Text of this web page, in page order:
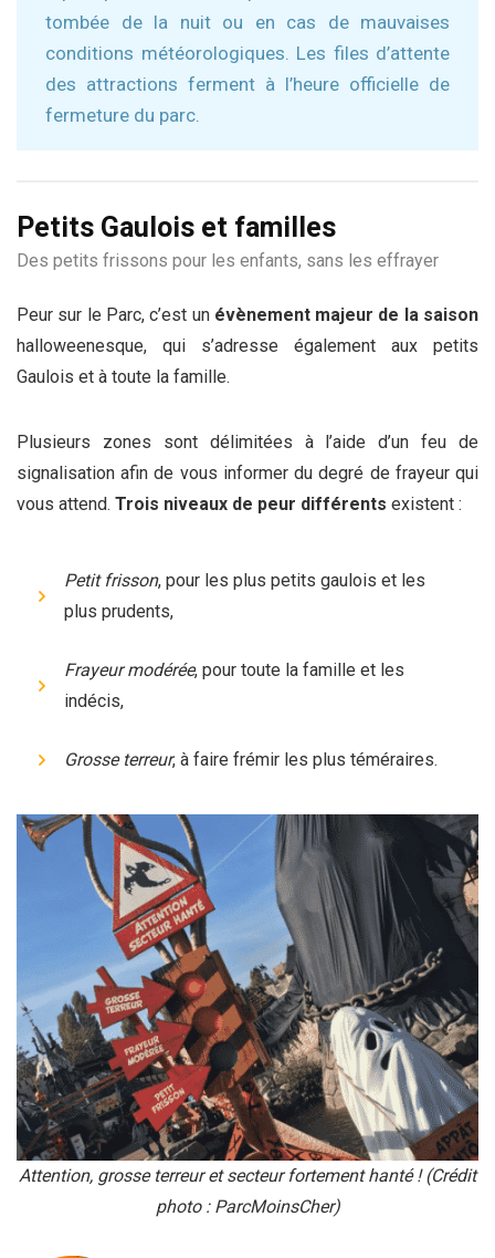
tombée de la nuit ou en cas de mauvaises
conditions météorologiques. Les files d’attente
des attractions ferment à l’heure officielle de
fermeture du parc.
Petits Gaulois et familles
Des petits frissons pour les enfants, sans les effrayer
Peur sur le Parc, c’est un évènement majeur de la saison
halloweenesque, qui s’adresse également aux petits
Gaulois et à toute la famille.
Plusieurs zones sont délimitées à l’aide d’un feu de
signalisation afin de vous informer du degré de frayeur qui
vous attend. Trois niveaux de peur différents existent :
Petit frisson, pour les plus petits gaulois et les
plus prudents,
Frayeur modérée, pour toute la famille et les
indécis,
Grosse terreur, à faire frémir les plus téméraires.
Attention, grosse terreur et secteur fortement hanté ! (Crédit
photo : ParcMoinsCher)